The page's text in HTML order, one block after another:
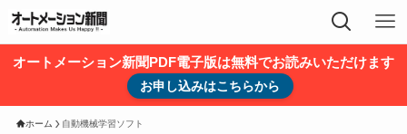
オートメーション新聞PDF電子版は無料でお読みいただけます
お申し込みはこちらから
ホーム 自動機械学習ソフト